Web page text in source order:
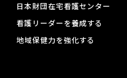
日本財団在宅看護センター
看護リーダーを養成する
地域保健力を強化する